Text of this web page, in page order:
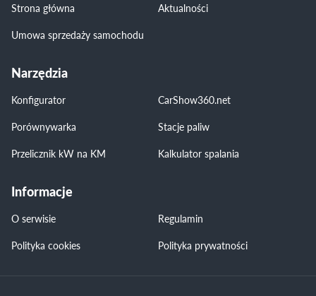
Strona główna
Aktualności
Umowa sprzedaży samochodu
Narzędzia
Konfigurator
CarShow360.net
Porównywarka
Stacje paliw
Przelicznik kW na KM
Kalkulator spalania
Informacje
O serwisie
Regulamin
Polityka cookies
Polityka prywatności